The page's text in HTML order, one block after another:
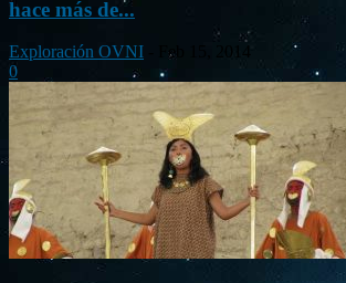
hace más de...
Exploración OVNI
Feb 15, 2014
0